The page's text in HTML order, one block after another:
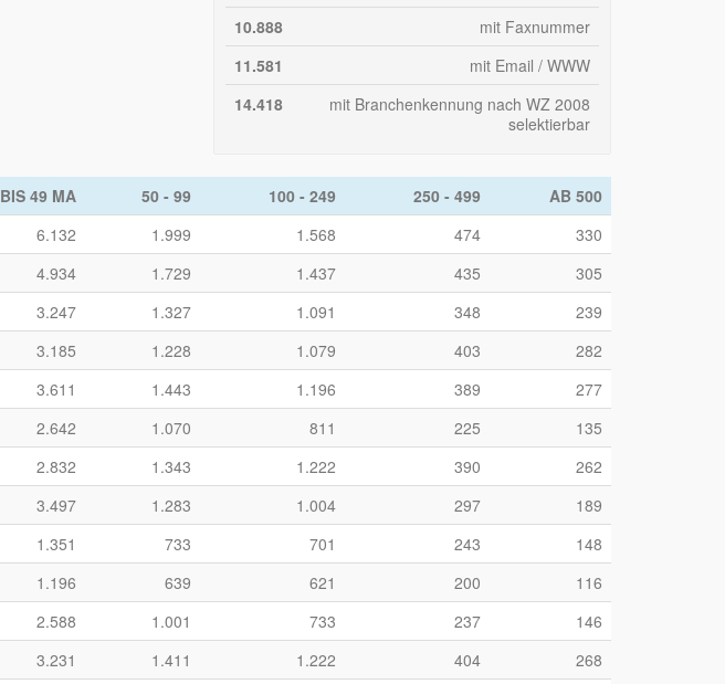
10.888
mit Faxnummer
11.581
mit Email / WWW
14.418
mit Branchenkennung nach WZ 2008
selektierbar
BIS 49 MA 50 - 99 100 - 249 250 - 499 AB 500
6.132 1.999 1.568 474
330
4.934 1.729 1.437 435
305
3.247 1.327 1.091 348
239
3.185 1.228 1.079 403
282
3.611 1.443 1.196 389
277
2.642 1.070 811 225
135
2.832 1.343 1.222 390
262
3.497 1.283 1.004 297
189
1.351 733 701 243
148
1.196 639 621 200
116
2.588 1.001 733 237
146
3.231 1.411 1.222 404
268